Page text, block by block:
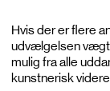
Hvis der er flere
udvælgelsen vægt
mulig fra alle
kunstnerisk